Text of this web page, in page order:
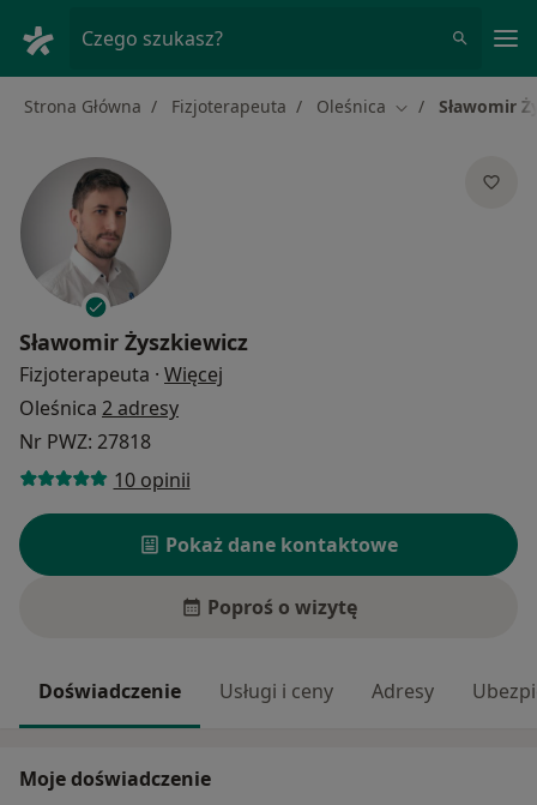
Czego szukasz?
Strona Główna Fizjoterapeuta Oleśnica Zmień miasto
Sławomir
Sławomir Żyszkiewicz
Fizjoterapeuta · Więcej
Oleśnica 2 adresy
Nr PWZ: 27818
10 opinii
Pokaż dane kontaktowe
Poproś o wizytę
Doświadczenie Usługi i ceny Adresy
Moje doświadczenie